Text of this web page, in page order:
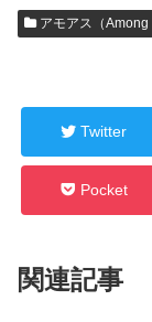
アモアス（Among
Twitter
Pocket
関連記事